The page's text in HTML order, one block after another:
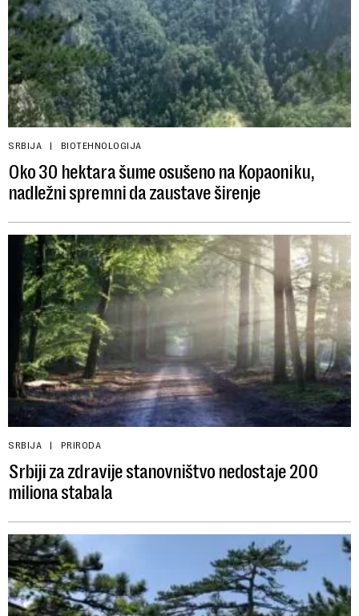
SRBIJA BIOTEHNOLOGIJA
Oko 30 hektara šume osušeno na Kopaoniku,
nadležni spremni da zaustave širenje
SRBIJA PRIRODA
Srbiji za zdravije stanovništvo nedostaje 200
miliona stabala